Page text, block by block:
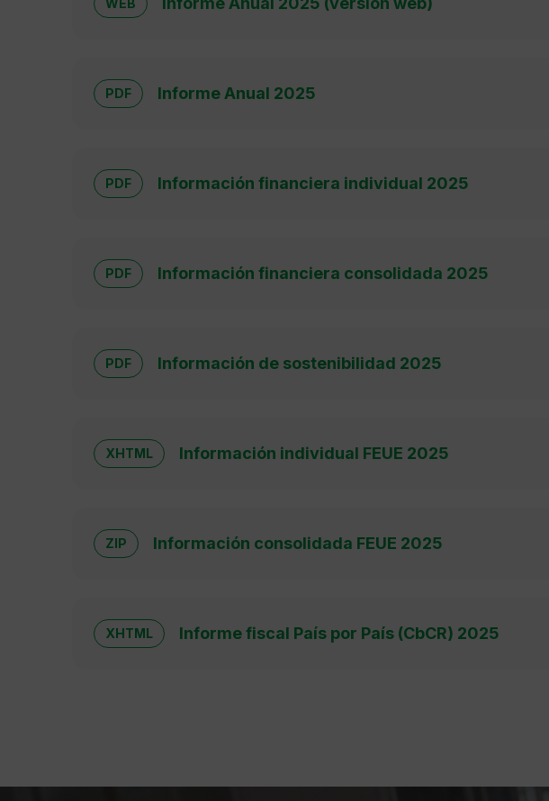
WEB
PDF Informe Anual 2025
PDF Información financiera individual 2025
PDF Información financiera consolidada 2025
PDF Información de sostenibilidad 2025
XHTML Información individual FEUE 2025
ZIP Información consolidada FEUE 2025
XHTML Informe fiscal País por País (CbCR) 2025